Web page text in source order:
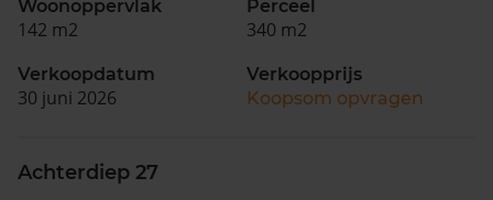
Woonoppervlak
142 m2
Perceel
340 m2
Verkoopdatum
30 juni 2026
Verkoopprijs
Koopsom opvragen
Achterdiep 27